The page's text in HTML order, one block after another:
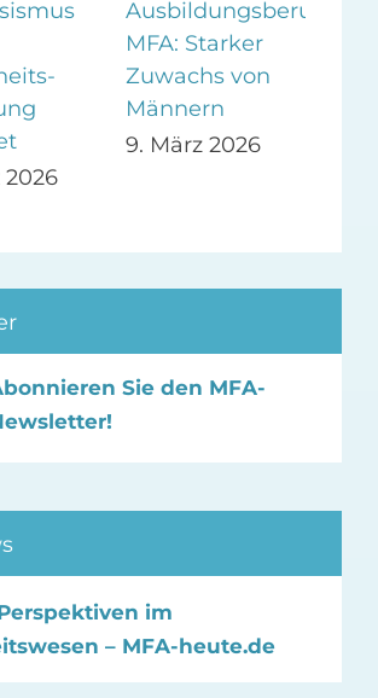
2026
Ausbildungsberuf
MFA: Starker
Zuwachs von
Männern
9. März 2026
Sie den MFA-
im
– MFA-heute.de